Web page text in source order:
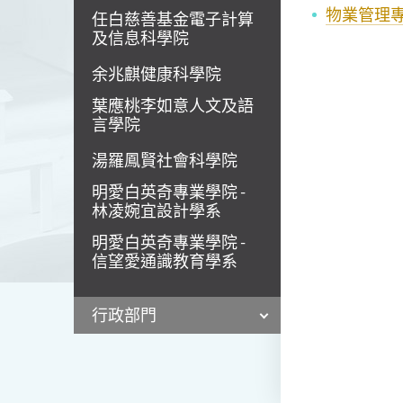
任白慈善基金電子計算
及信息科學院
余兆麒健康科學院
葉應桃李如意人文及語
言學院
湯羅鳳賢社會科學院
明愛白英奇專業學院 -
林凌婉宜設計學系
明愛白英奇專業學院 -
信望愛通識教育學系
行政部門
物業管理